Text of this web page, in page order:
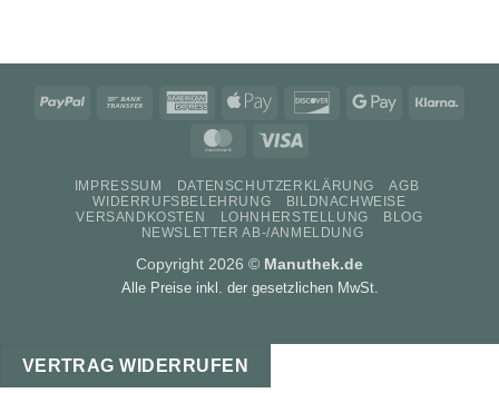
PayPal
Bank
American
Express
Apple
DiscoverGoogle
MasterCard
IMPRESSUM DATENSCHUTZERKLÄRUNG
AGB
WIDERRUFSBELEHRUNG
BILDNACHWEISE
VERSANDKOSTEN
LOHNHERSTELLUNG
BLOG
NEWSLETTER AB-/ANMELDUNG
Copyright 2026 © Manuthek.de
Alle Preise inkl. der gesetzlichen MwSt.
VERTRAG WIDERRUFEN